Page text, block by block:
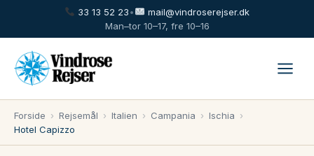
33 13 52 23•
mail@vindroserejser.dk
Man–tor 10–17, fre 10–16
Forside › Rejsemål › Italien › Campania › Ischia ›
Hotel Capizzo